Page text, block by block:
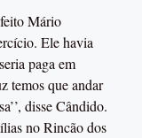
Mário
Ele havia
paga em
temos que andar
disse Cândido.
no Rincão dos